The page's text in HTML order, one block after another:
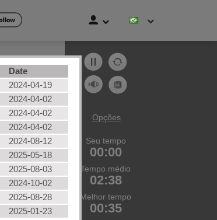
Opções
Seu tempo
00:00
Tempo médio
02:38
Melhor tempo
00:35
Date
2024-04-19
2024-04-02
2024-04-02
2024-04-02
2024-08-12
2025-05-18
2025-08-03
2024-10-02
2025-08-28
2025-01-23